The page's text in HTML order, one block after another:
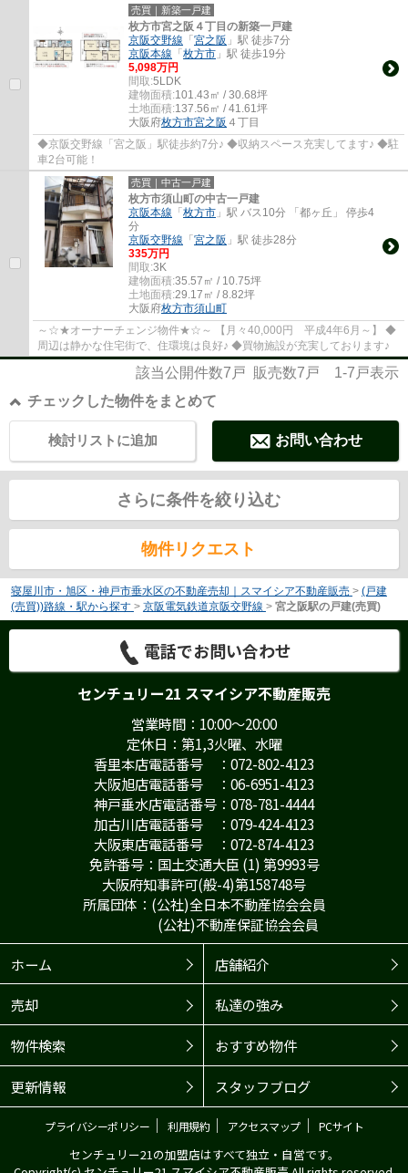
売買｜新築一戸建
枚方市宮之阪４丁目の新築一戸建
京阪交野線 「宮之阪 」駅 徒歩7分
京阪本線 「枚方市 」駅 徒歩19分
5,098万円
間取:5LDK
建物面積:101.43㎡ / 30.68坪
土地面積:137.56㎡ / 41.61坪
大阪府枚方市宮之阪 ４丁目
◆京阪交野線「宮之阪」駅徒歩約7分♪ ◆収納スペース充実してます♪ ◆駐
車2台可能！
売買｜中古一戸建
枚方市須山町の中古一戸建
京阪本線 「枚方市 」駅 バス10分 「都ヶ丘」 停歩4
分
京阪交野線 「宮之阪 」駅 徒歩28分
335万円
間取:3K
建物面積:35.57㎡ / 10.75坪
土地面積:29.17㎡ / 8.82坪
大阪府枚方市須山町
～☆★オーナーチェンジ物件★☆～ 【月々40,000円 平成4年6月～】 ◆
周辺は静かな住宅街で、住環境は良好♪ ◆買物施設が充実しております♪
該当公開件数7 戸 販売数7 戸 1-7 戸表示
チェックした物件をまとめて
お問い合わせ
検討リストに追加
さらに条件を絞り込む
物件リクエスト
寝屋川市・旭区・神戸市垂水区の不動産売却｜スマイシア不動産販売 > (戸建
(売買))路線・駅から探す > 京阪電気鉄道京阪交野線 > 宮之阪駅の戸建(売買)
電話でお問い合わせ
センチュリー21 スマイシア不動産販売
営業時間：10:00～20:00
定休日：第1,3火曜、水曜
香里本店電話番号 ：072-802-4123
大阪旭店電話番号 ：06-6951-4123
神戸垂水店電話番号：078-781-4444
加古川店電話番号 ：079-424-4123
大阪東店電話番号 ：072-874-4123
免許番号：国土交通大臣 (1) 第9993号
大阪府知事許可(般-4)第158748号
所属団体：(公社)全日本不動産協会会員
(公社)不動産保証協会会員
ホーム
店舗紹介
売却 私達の強み
物件検索 おすすめ物件
更新情報 スタッフブログ
プライバシーポリシー ｜ 利用規約｜ アクセスマップ｜ PCサイト
センチュリー21の加盟店はすべて独立・自営です。